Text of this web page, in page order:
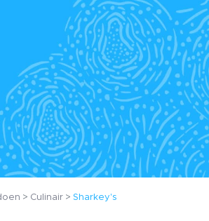
Culinair Sharkey's